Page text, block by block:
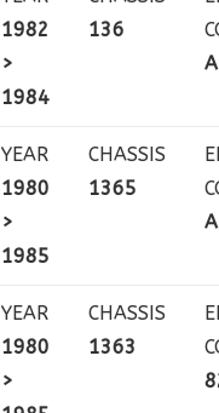
1982
>
1984
136
YEAR
1980
>
1985
CHASSIS
1365
YEAR
1980
>
CHASSIS
1363